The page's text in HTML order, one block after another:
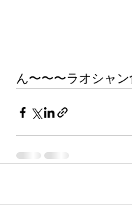
ん〜〜〜ラオシャン